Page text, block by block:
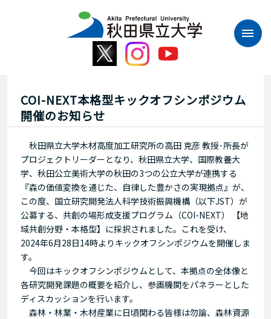
COI-NEXT本格型キックオフシンポジウム
開催のお知らせ
秋田県立大学木材高度加工研究所の高田 克彦 教授･所長が
プロジェクトリーダーとなり、秋田県立大学、国際教養大
学、秋田公立美術大学の秋田の3つの公立大学が連携する
『森の価値変換を通じた、自律した豊かさの実現拠点』が、
この度、国立研究開発法人科学技術振興機構（以下JST）が
公募する、共創の場形成支援プログラム（COI-NEXT） 【地
域共創分野・本格型】に採択されました。これを受け、
2024年6月28日14時よりキックオフシンポジウムを開催しま
す。
今回はキックオフシンポジウムとして、本拠点の全体像と
各研究開発課題の概要を紹介し、参画機関をパネラーとした
ディスカッションを行います。
森林・林業・木材産業に日頃関わる皆様は勿論、森林資源